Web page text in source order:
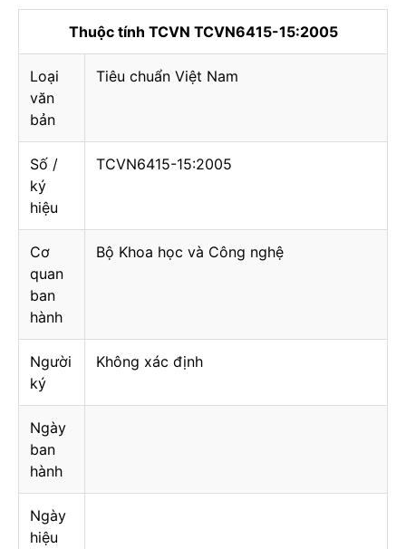
Thuộc tính TCVN TCVN6415-15:2005
Loại
văn
bản
Tiêu chuẩn Việt Nam
Số /
ký
hiệu
TCVN6415-15:2005
Cơ
quan
ban
hành
Bộ Khoa học và Công nghệ
Người
ký
Không xác định
Ngày
ban
hành
Ngày
hiệu